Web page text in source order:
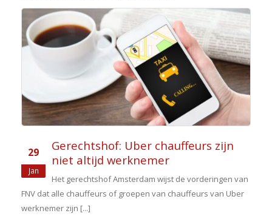
29
Jan
Gerechtshof: Uber chauffeurs zijn
niet altijd werknemer
Het gerechtshof Amsterdam wijst de vorderingen van
FNV dat alle chauffeurs of groepen van chauffeurs van Uber
werknemer zijn [...]